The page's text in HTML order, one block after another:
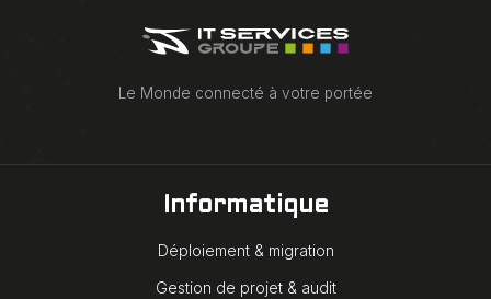
Le Monde connecté à votre portée
Informatique
Déploiement & migration
Gestion de projet & audit